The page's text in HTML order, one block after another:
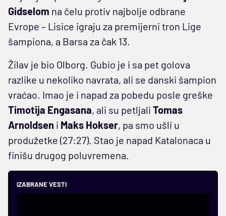
Gidselom na čelu protiv najbolje odbrane
Evrope – Lisice igraju za premijerni tron Lige
šampiona, a Barsa za čak 13.
Žilav je bio Olborg. Gubio je i sa pet golova
razlike u nekoliko navrata, ali se danski šampion
vraćao. Imao je i napad za pobedu posle greške
Timotija Engasana, ali su petljali Tomas
Arnoldsen i Maks Hokser, pa smo ušli u
produžetke (27:27). Stao je napad Katalonaca u
finišu drugog poluvremena.
IZABRANE VESTI